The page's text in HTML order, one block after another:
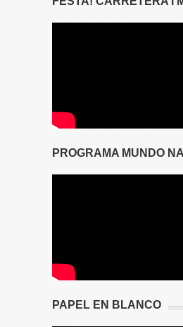
PROGRAMA MUNDO
PAPEL EN BLANCO